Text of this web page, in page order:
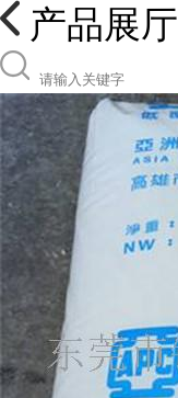
产品展厅